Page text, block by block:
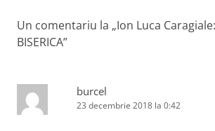
Un comentariu la „Ion Luca
BISERICA”
burcel
23 decembrie 2018 la 0:42